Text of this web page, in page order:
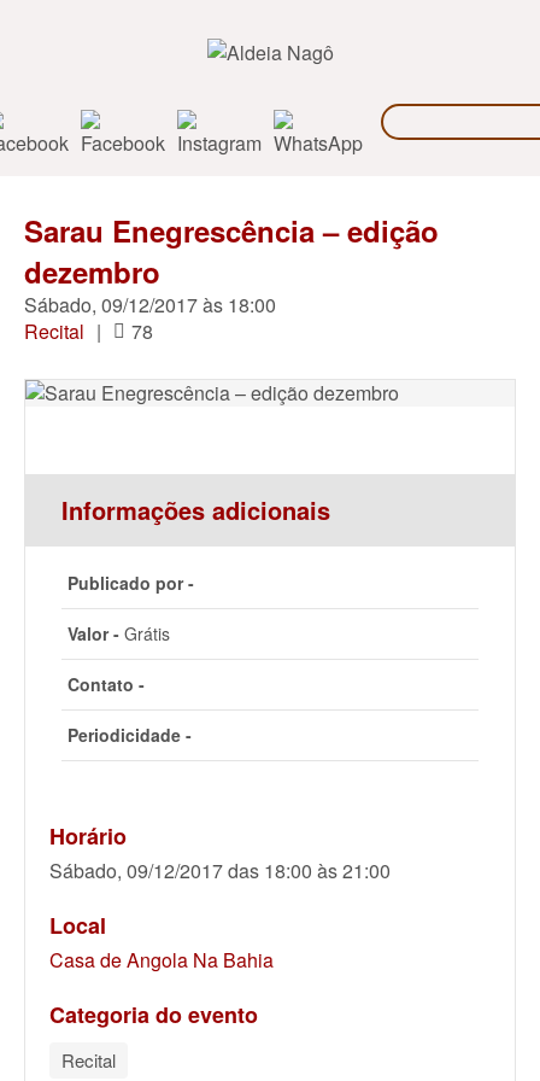
Sarau Enegrescência – edição
dezembro
Sábado, 09/12/2017 às 18:00
Recital | 78
Informações adicionais
Publicado por -
Valor - Grátis
Contato -
Periodicidade -
Horário
Sábado, 09/12/2017 das 18:00 às 21:00
Local
Casa de Angola Na Bahia
Categoria do evento
Recital